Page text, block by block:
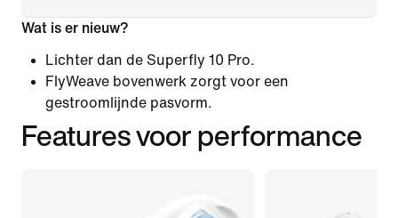
Wat is er nieuw?
Lichter dan de Superfly 10 Pro.
FlyWeave bovenwerk zorgt voor een
gestroomlijnde pasvorm.
Features voor performance